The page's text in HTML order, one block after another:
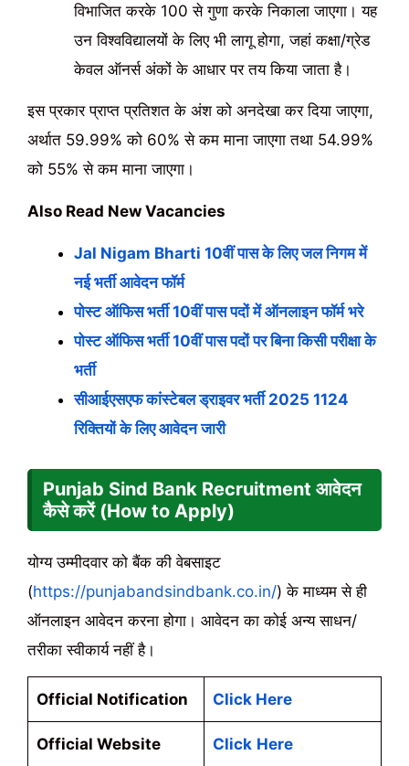
विभाजित करके 100 से गुणा करके निकाला जाएगा। यह
उन विश्वविद्यालयों के लिए भी लागू होगा, जहां कक्षा/ग्रेड
केवल ऑनर्स अंकों के आधार पर तय किया जाता है।
इस प्रकार प्राप्त प्रतिशत के अंश को अनदेखा कर दिया जाएगा,
अर्थात 59.99% को 60% से कम माना जाएगा तथा 54.99%
को 55% से कम माना जाएगा।
Also Read New Vacancies
Jal Nigam Bharti 10वीं पास के लिए जल निगम में
नई भर्ती आवेदन फॉर्म
पोस्ट ऑफिस भर्ती 10वीं पास पदों में ऑनलाइन फॉर्म भरे
पोस्ट ऑफिस भर्ती 10वीं पास पदों पर बिना किसी परीक्षा के
भर्ती
सीआईएसएफ कांस्टेबल ड्राइवर भर्ती 2025 1124
रिक्तियों के लिए आवेदन जारी
Punjab Sind Bank Recruitment आवेदन
कैसे करें (How to Apply)
योग्य उम्मीदवार को बैंक की वेबसाइट
(https://punjabandsindbank.co.in/) के माध्यम से ही
ऑनलाइन आवेदन करना होगा। आवेदन का कोई अन्य साधन/
तरीका स्वीकार्य नहीं है।
Official Notification Click Here
Official Website Click Here